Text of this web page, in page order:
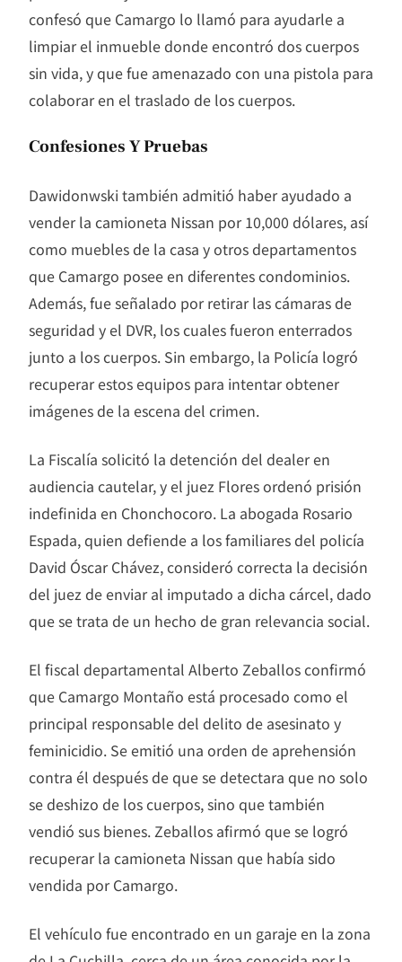
confesó que Camargo lo llamó para ayudarle a
limpiar el inmueble donde encontró dos cuerpos
sin vida, y que fue amenazado con una pistola para
colaborar en el traslado de los cuerpos.
Confesiones Y Pruebas
Dawidonwski también admitió haber ayudado a
vender la camioneta Nissan por 10,000 dólares, así
como muebles de la casa y otros departamentos
que Camargo posee en diferentes condominios.
Además, fue señalado por retirar las cámaras de
seguridad y el DVR, los cuales fueron enterrados
junto a los cuerpos. Sin embargo, la Policía logró
recuperar estos equipos para intentar obtener
imágenes de la escena del crimen.
La Fiscalía solicitó la detención del dealer en
audiencia cautelar, y el juez Flores ordenó prisión
indefinida en Chonchocoro. La abogada Rosario
Espada, quien defiende a los familiares del policía
David Óscar Chávez, consideró correcta la decisión
del juez de enviar al imputado a dicha cárcel, dado
que se trata de un hecho de gran relevancia social.
El fiscal departamental Alberto Zeballos confirmó
que Camargo Montaño está procesado como el
principal responsable del delito de asesinato y
feminicidio. Se emitió una orden de aprehensión
contra él después de que se detectara que no solo
se deshizo de los cuerpos, sino que también
vendió sus bienes. Zeballos afirmó que se logró
recuperar la camioneta Nissan que había sido
vendida por Camargo.
El vehículo fue encontrado en un garaje en la zona